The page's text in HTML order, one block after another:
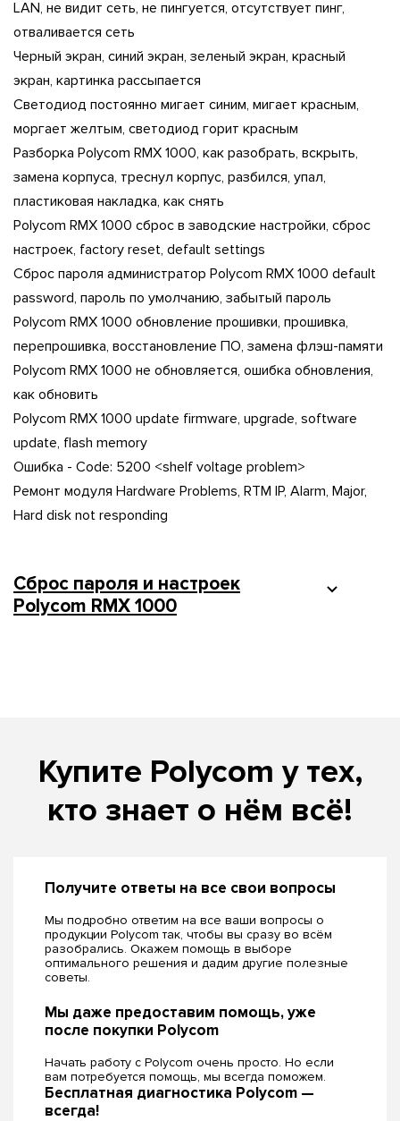
LAN, не видит сеть, не пингуется, отсутствует пинг,
отваливается сеть
Черный экран, синий экран, зеленый экран, красный
экран, картинка рассыпается
Светодиод постоянно мигает синим, мигает красным,
моргает желтым, светодиод горит красным
Разборка Polycom RMX 1000, как разобрать, вскрыть,
замена корпуса, треснул корпус, разбился, упал,
пластиковая накладка, как снять
Polycom RMX 1000 сброс в заводские настройки, сброс
настроек, factory reset, default settings
Сброс пароля администратор Polycom RMX 1000 default
password, пароль по умолчанию, забытый пароль
Polycom RMX 1000 обновление прошивки, прошивка,
перепрошивка, восстановление ПО, замена флэш-памяти
Polycom RMX 1000 не обновляется, ошибка обновления,
как обновить
Polycom RMX 1000 update firmware, upgrade, software
update, flash memory
Ошибка - Code: 5200 <shelf voltage problem>
Ремонт модуля Hardware Problems, RTM IP, Alarm, Major,
Hard disk not responding
Cброс пароля и настроек
Polycom RMX 1000
Купите Polycom у тех,
кто знает о нём всё!
Получите ответы на все свои вопросы
Мы подробно ответим на все ваши вопросы о
продукции Polycom так, чтобы вы сразу во всём
разобрались. Окажем помощь в выборе
оптимального решения и дадим другие полезные
советы.
Мы даже предоставим помощь, уже
после покупки Polycom
Начать работу с Polycom очень просто. Но если
вам потребуется помощь, мы всегда поможем.
Бесплатная диагностика Polycom —
всегда!